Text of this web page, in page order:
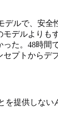
デルで、安全
デルよりも
った。48時間
プトからデ
を提供しない